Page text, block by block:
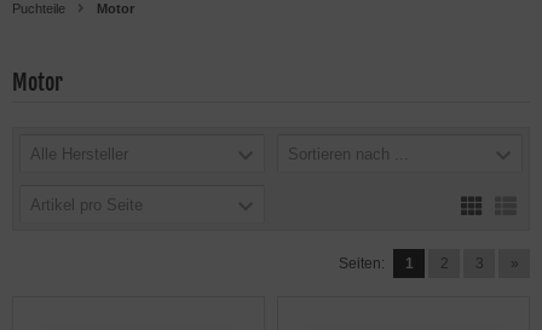
Puchteile Motor
Motor
Alle Hersteller Sortieren nach ...
Artikel pro Seite
Seiten: 1 2 3 »